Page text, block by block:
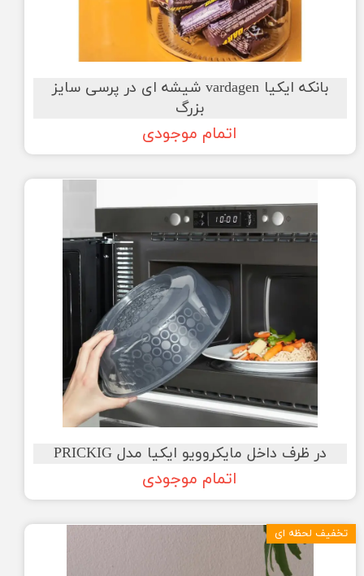
بانکه ایکیا vardagen شیشه ای در پرسی سایز
بزرگ
اتمام موجودی
در ظرف داخل مایکروویو ایکیا مدل PRICKIG
اتمام موجودی
تخفیف لحظه ای